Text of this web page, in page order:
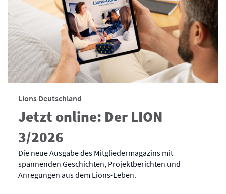
Lions Deutschland
Jetzt online: Der LION
3/2026
Die neue Ausgabe des Mitgliedermagazins mit
spannenden Geschichten, Projektberichten und
Anregungen aus dem Lions-Leben.